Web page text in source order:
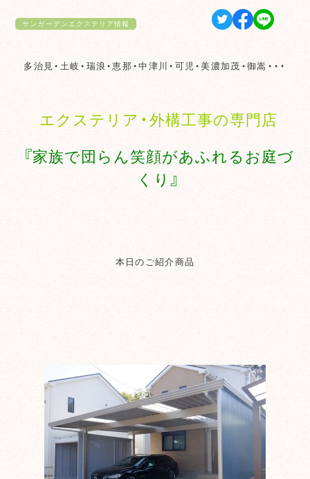
サンガーデンエクステリア情報
多治見・土岐・瑞浪・恵那・中津川・可児・美濃加茂・御嵩・・・
エクステリア・外構工事の専門店
『家族で団らん笑顔があふれるお庭づ
くり』
本日のご紹介商品